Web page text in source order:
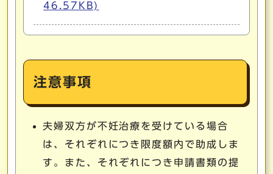
46.57KB)
注意事項
夫婦双方が不妊治療を受けている場合
は、それぞれにつき限度額内で助成しま
す。また、それぞれにつき申請書類の提